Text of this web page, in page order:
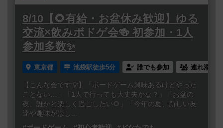
8/10【🌻有給・お盆休み歓迎】ゆる
交流×飲みボドゲ会🍻 初参加・1人
参加多数✨
東京都 池袋駅徒歩5分 誰でも参加 連れ添い
【こんな会です💡】「ボードゲーム興味あるけどやった
ことない…」「1人で行っても大丈夫かな？」「お盆の
夜、誰かと楽しく過ごしたい🌻」「今年の夏、新しい友
達や趣味がほし...